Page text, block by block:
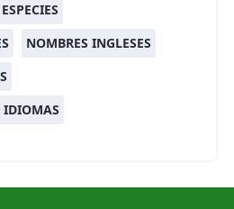
NOMBRES INGLESES
IDIOMAS